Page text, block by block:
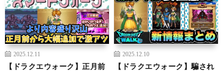
2025.12.11
【ドラクエウォーク】正月前
2025.12.10
【ドラクエウォーク】騙され